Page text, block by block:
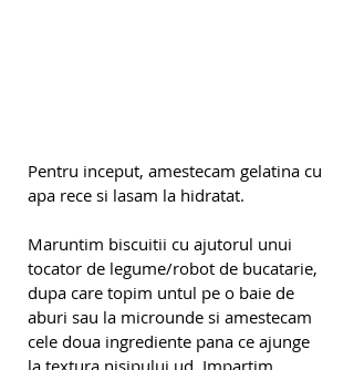
Pentru inceput, amestecam gelatina cu
apa rece si lasam la hidratat.
Maruntim biscuitii cu ajutorul unui
tocator de legume/robot de bucatarie,
dupa care topim untul pe o baie de
aburi sau la microunde si amestecam
cele doua ingrediente pana ce ajunge